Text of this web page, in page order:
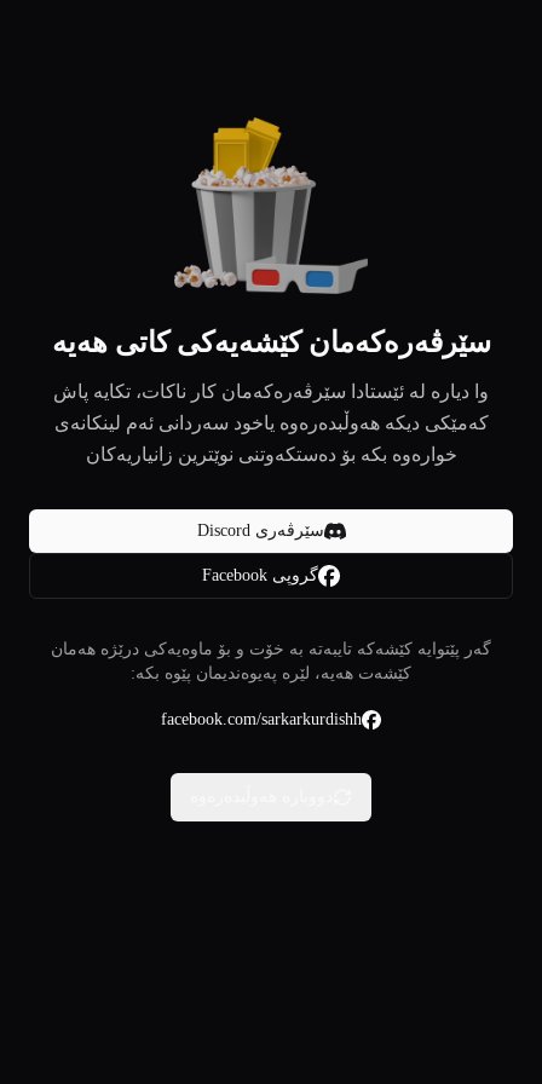
سێرڤەرەکەمان کێشەیەکی کاتی هەیە
وا دیارە لە ئێستادا سێرڤەرەکەمان کار ناکات، تکایە پاش
کەمێکی دیکە هەوڵبدەرەوە یاخود سەردانی ئەم لینکانەی
خوارەوە بکە بۆ دەستکەوتنی نوێترین زانیاریەکان
سێرڤەری Discord
گروپی Facebook
گەر پێتوایە کێشەکە تایبەتە بە خۆت و بۆ ماوەیەکی درێژە هەمان
کێشەت هەیە، لێرە پەیوەندیمان پێوە بکە:
facebook.com/sarkarkurdishh